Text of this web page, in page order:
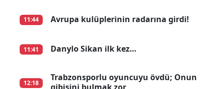
11:44 Avrupa kulüplerinin radarına girdi!
11:41 Danylo Sikan ilk kez…
12:18
Trabzonsporlu oyuncuyu övdü; Onun